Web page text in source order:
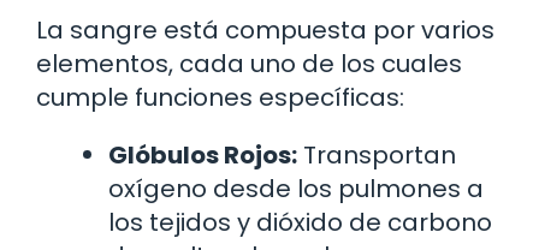
La sangre está compuesta por varios
elementos, cada uno de los cuales
cumple funciones específicas:
Glóbulos Rojos: Transportan
oxígeno desde los pulmones a
los tejidos y dióxido de carbono